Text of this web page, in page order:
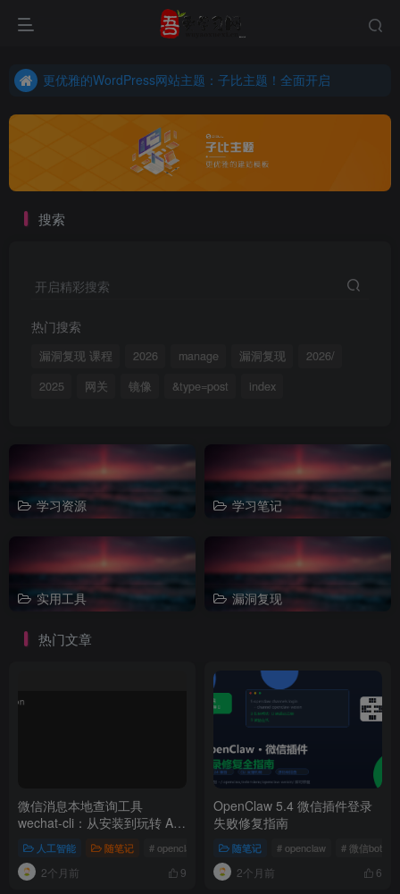
更优雅的WordPress网站主题：子比主题！全面开启
更优雅的WordPress网站主题：子比主题！全面开启
子比主题开始公测啦！正版授权，限时免费！
搜索
开启精彩搜索
热门搜索
漏洞复现 课程 2026 manage 漏洞复现
2026/
2025
网关 镜像 &type=post index
学习资源 学习笔记
实用工具 漏洞复现
热门文章
微信消息本地查询工具
wechat-cli：从安装到玩转 AI
自动化监控
人工智能 随笔记 # openclaw # 微信cli
2个月前 9
OpenClaw 5.4 微信插件登录
失败修复指南
随笔记 # openclaw # 微信bot
2个月前 6